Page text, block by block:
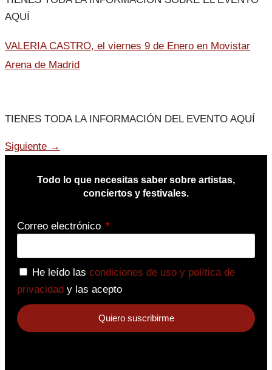
AQUÍ
VALERIA CASTRO, el viernes 9 de Enero en Movistar
Arena de Madrid
TIENES TODA LA INFORMACIÓN DEL EVENTO AQUÍ
Siguiente →
Todo lo que necesitas saber sobre artistas,
conciertos y festivales.
Correo electrónico
He leído las condiciones de uso y política de
privacidad y las acepto
Quiero suscribirme